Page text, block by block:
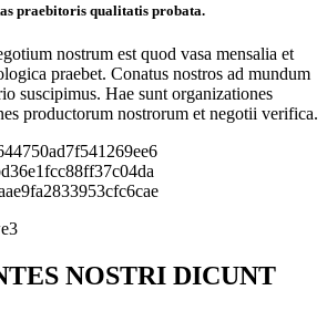
praebitoris qualitatis probata.
nostrum est quod vasa mensalia et
praebet. Conatus nostros ad mundum
suscipimus. Hae sunt organizationes
productorum nostrorum et negotii verifica.
NOSTRI DICUNT